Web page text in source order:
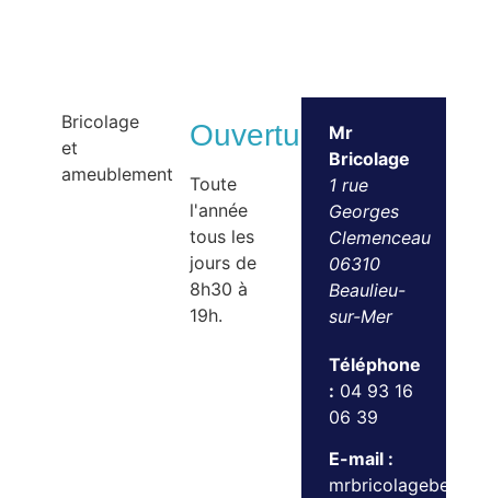
Bricolage
et
ameublement
Ouvertures
Toute
l'année
tous les
jours de
8h30 à
19h.
Mr
Bricolage
1 rue
Georges
Clemenceau
06310
Beaulieu-
sur-Mer
Téléphone
: 04 93 16
06 39
E-mail :